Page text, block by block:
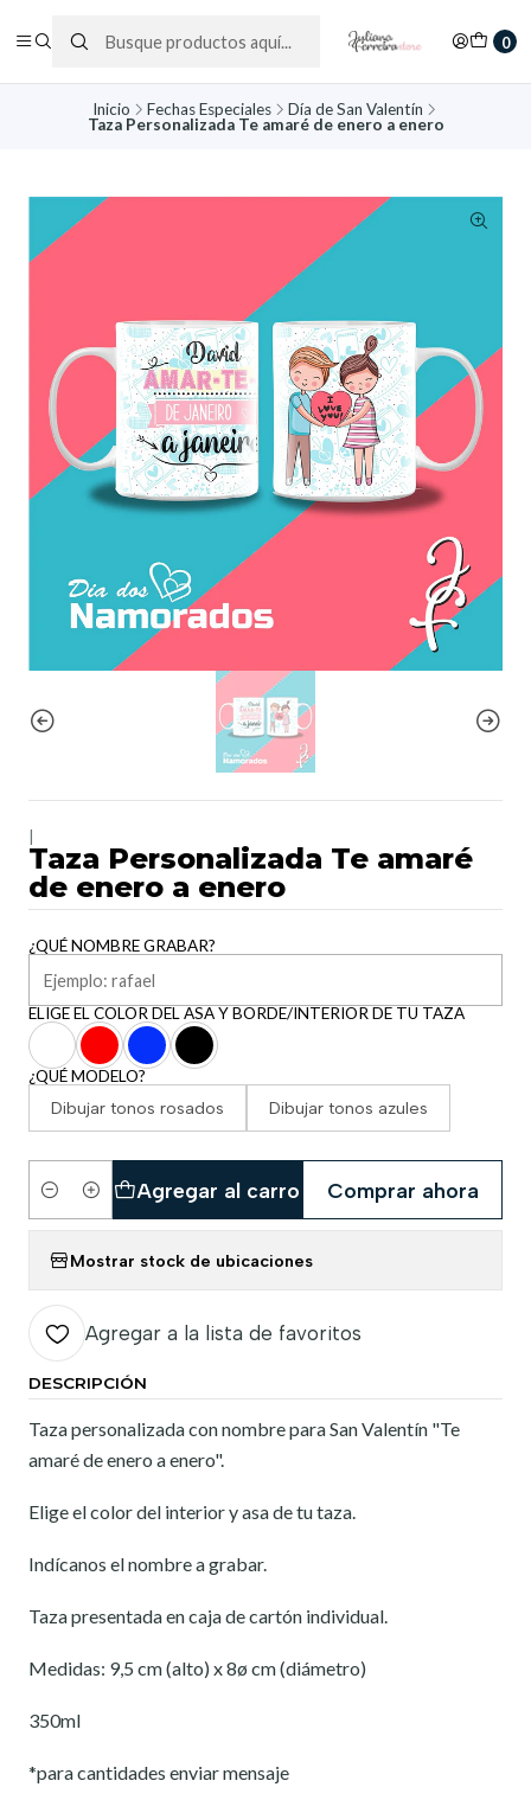
0
Inicio Fechas Especiales
Día de San Valentín
Taza Personalizada Te amaré de enero a enero
Taza Personalizada Te amaré
de enero a enero
¿QUÉ NOMBRE GRABAR?
ELIGE EL COLOR DEL ASA Y BORDE/INTERIOR DE TU TAZA
¿QUÉ MODELO?
Dibujar tonos rosados Dibujar tonos azules
Cantidad
Agregar al carro Comprar ahora
Mostrar stock de ubicaciones
Agregar a la lista de favoritos
DESCRIPCIÓN
Taza personalizada con nombre para San Valentín "Te
amaré de enero a enero".
Elige el color del interior y asa de tu taza.
Indícanos el nombre a grabar.
Taza presentada en caja de cartón individual.
Medidas: 9,5 cm (alto) x 8ø cm (diámetro)
350ml
*para cantidades enviar mensaje